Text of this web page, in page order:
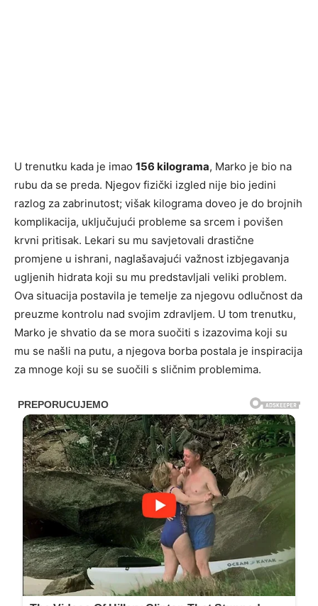
U trenutku kada je imao 156 kilograma, Marko je bio na
rubu da se preda. Njegov fizički izgled nije bio jedini
razlog za zabrinutost; višak kilograma doveo je do brojnih
komplikacija, uključujući probleme sa srcem i povišen
krvni pritisak. Lekari su mu savjetovali drastične
promjene u ishrani, naglašavajući važnost izbjegavanja
ugljenih hidrata koji su mu predstavljali veliki problem.
Ova situacija postavila je temelje za njegovu odlučnost da
preuzme kontrolu nad svojim zdravljem. U tom trenutku,
Marko je shvatio da se mora suočiti s izazovima koji su
mu se našli na putu, a njegova borba postala je inspiracija
za mnoge koji su se suočili s sličnim problemima.